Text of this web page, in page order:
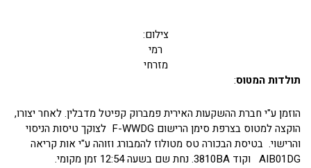
צילום:
רמי
מזרחי
תולדות המטוס:
הוזמן ע"י חברת ההשקעות האירית פמברוק קפיטל מדבלין. לאחר יצורו,
הוקצה למטוס בצרפת סימן הרישום F-WWDG לצוקך טיסות הניסוי
והרישוי. בטיסת הבכורה טס מטולוז להמבורג וזוהה ע"י אות קריאה
AIB01DG וקוד 3810BA. נחת שם בשעה 12:54 זמן מקומי.